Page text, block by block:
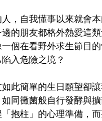
，自我懂事以來就會
的朋友都格外熱愛這
個在看野外求生節目
入危險之境？
此簡單的生日願望卻
同黴菌般自行發酵與
抱柱」的心理準備，